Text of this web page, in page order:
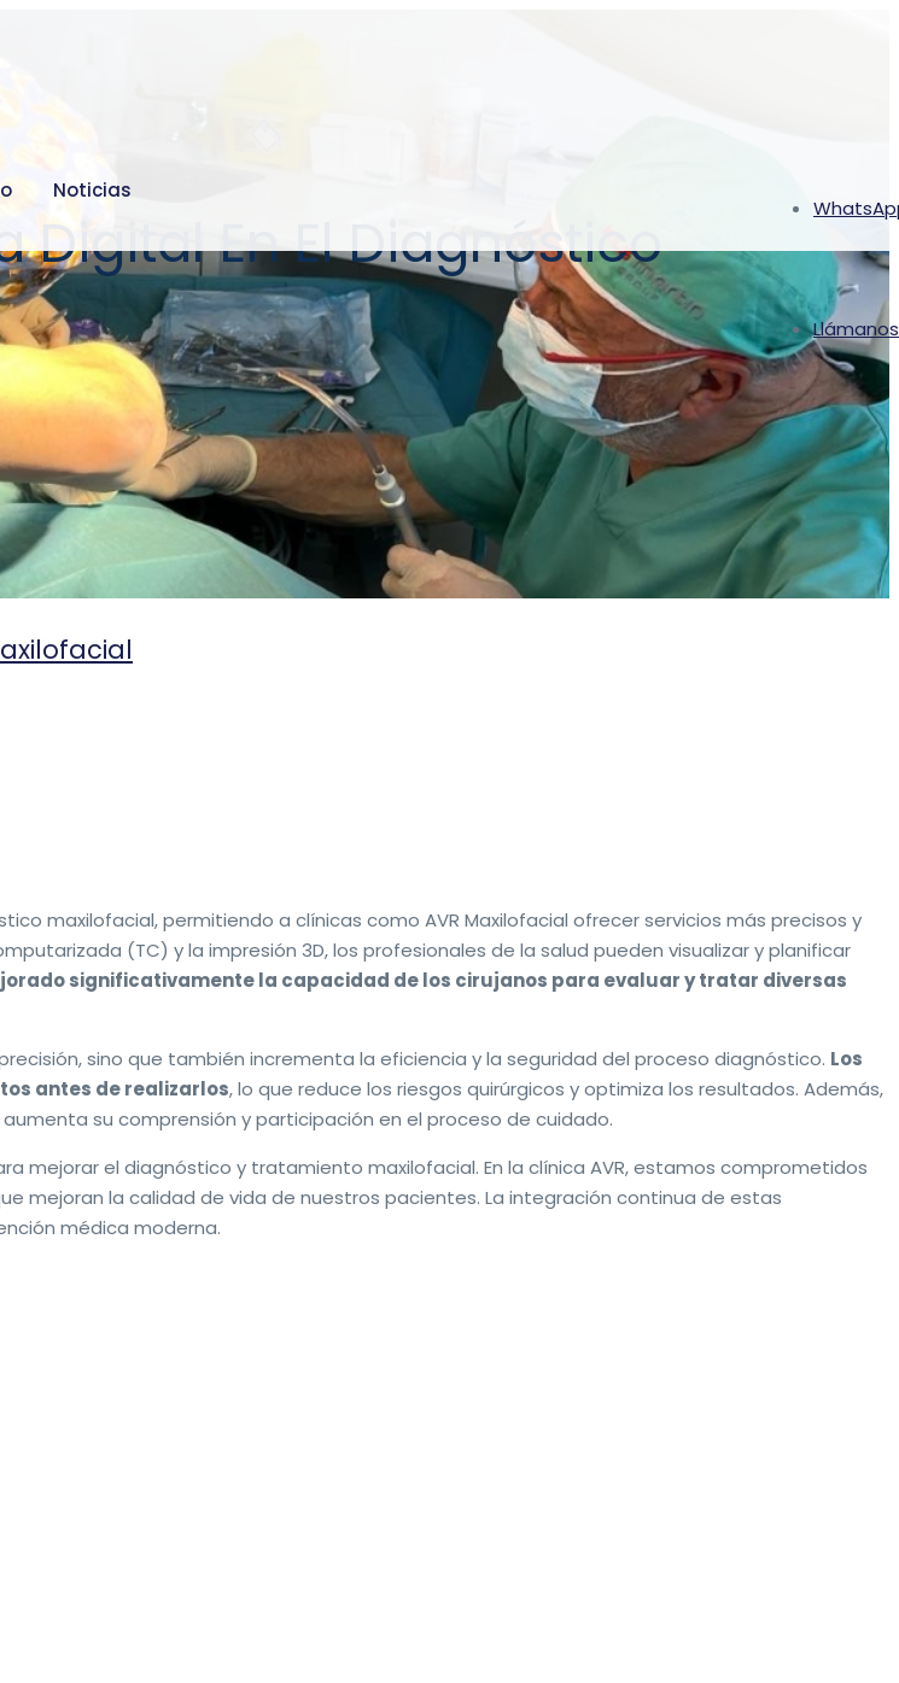
Llámanos
Noticias
Digital En El Diagnóstico
maxilofacial, permitiendo a clínicas como AVR Maxilofacial ofrecer servicios más precisos y
(TC) y la impresión 3D, los profesionales de la salud pueden visualizar y planificar
significativamente la capacidad de los cirujanos para evaluar y tratar diversas
sino que también incrementa la eficiencia y la seguridad del proceso diagnóstico. Los
antes de realizarlos, lo que reduce los riesgos quirúrgicos y optimiza los resultados. Además,
su comprensión y participación en el proceso de cuidado.
mejorar el diagnóstico y tratamiento maxilofacial. En la clínica AVR, estamos comprometidos
mejoran la calidad de vida de nuestros pacientes. La integración continua de estas
médica moderna.